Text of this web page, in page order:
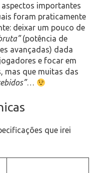
importantes
foram praticamente
deixar um pouco de
(potência de
avançadas) dada
e focar em
mas que muitas das
…
que irei